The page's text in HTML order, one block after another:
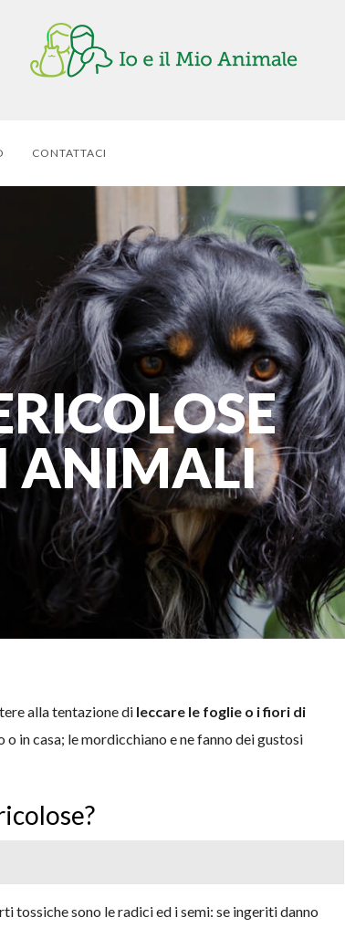
CONTATTACI
ANIMALI
alla tentazione di leccare le foglie o i fiori di
in casa; le mordicchiano e ne fanno dei gustosi
tossiche sono le radici ed i semi: se ingeriti danno